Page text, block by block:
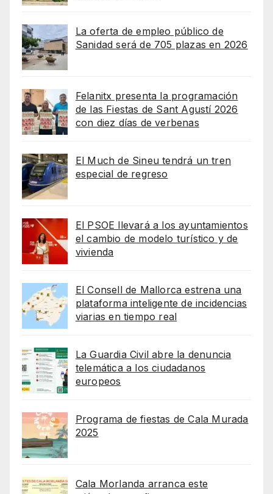
La oferta de empleo público de
Sanidad será de 705 plazas en 2026
Felanitx presenta la programación
de las Fiestas de Sant Agustí 2026
con diez días de verbenas
El Much de Sineu tendrá un tren
especial de regreso
El PSOE llevará a los ayuntamientos
el cambio de modelo turístico y de
vivienda
El Consell de Mallorca estrena una
plataforma inteligente de incidencias
viarias en tiempo real
La Guardia Civil abre la denuncia
telemática a los ciudadanos
europeos
Programa de fiestas de Cala Murada
2025
Cala Morlanda arranca este